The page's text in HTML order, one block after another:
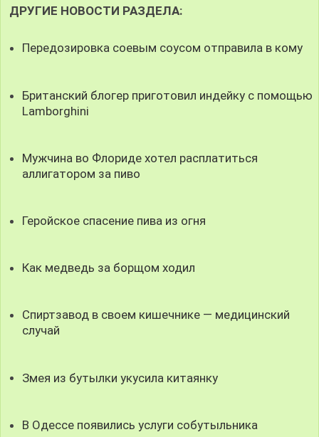
ДРУГИЕ НОВОСТИ РАЗДЕЛА:
Передозировка соевым соусом отправила в кому
Британский блогер приготовил индейку с помощью
Lamborghini
Мужчина во Флориде хотел расплатиться
аллигатором за пиво
Геройское спасение пива из огня
Как медведь за борщом ходил
Спиртзавод в своем кишечнике — медицинский
случай
Змея из бутылки укусила китаянку
В Одессе появились услуги собутыльника